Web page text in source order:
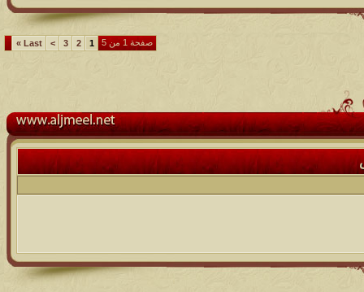
صفحة 1 من 5 1
2
3
>
Last
»